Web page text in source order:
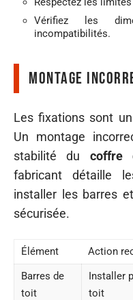
Vérifiez les
incompatibilités.
Montage
Les fixations sont
Un montage
stabilité du coffre
fabricant détaille
installer les barres
sécurisée.
Élément
Action
Barres de
toit
Installer
toit